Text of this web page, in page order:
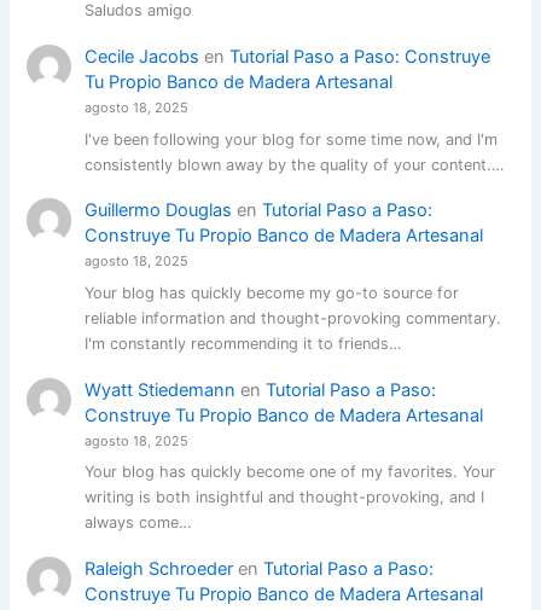
Saludos amigo
Cecile Jacobs en Tutorial Paso a Paso: Construye
Tu Propio Banco de Madera Artesanal
agosto 18, 2025
I've been following your blog for some time now, and I'm
consistently blown away by the quality of your content.…
Guillermo Douglas en Tutorial Paso a Paso:
Construye Tu Propio Banco de Madera Artesanal
agosto 18, 2025
Your blog has quickly become my go-to source for
reliable information and thought-provoking commentary.
I'm constantly recommending it to friends…
Wyatt Stiedemann en Tutorial Paso a Paso:
Construye Tu Propio Banco de Madera Artesanal
agosto 18, 2025
Your blog has quickly become one of my favorites. Your
writing is both insightful and thought-provoking, and I
always come…
Raleigh Schroederen Tutorial Paso a Paso:
Construye Tu Propio Banco de Madera Artesanal